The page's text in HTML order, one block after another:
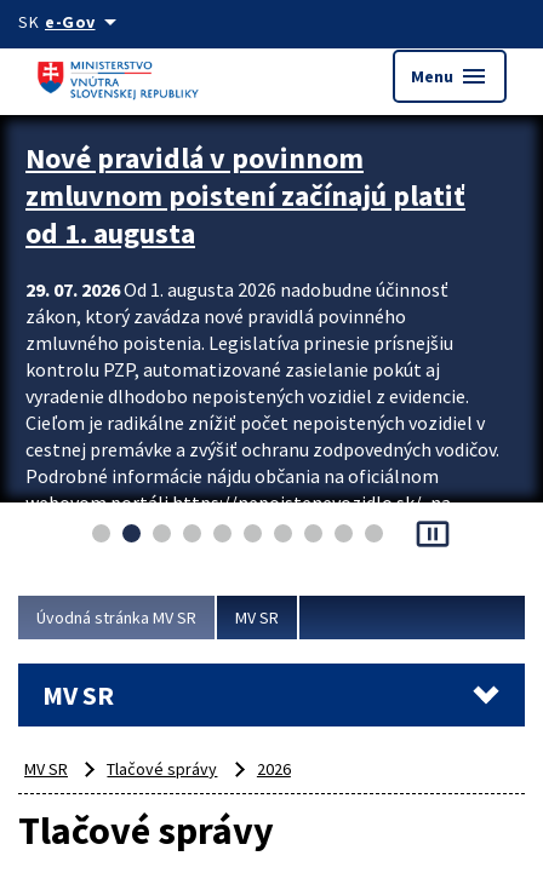
Preskocit na hlavný obsah
SK e-Govarrow_drop_down
Menu menu
Zastavit automatický posun upútavok
Nové pravidlá v povinnom
zmluvnom poistení začínajú platiť
od 1. augusta
29. 07. 2026Od 1. augusta 2026 nadobudne účinnosť
zákon, ktorý zavádza nové pravidlá povinného
zmluvného poistenia. Legislatíva prinesie prísnejšiu
kontrolu PZP, automatizované zasielanie pokút aj
vyradenie dlhodobo nepoistených vozidiel z evidencie.
Cieľom je radikálne znížiť počet nepoistených vozidiel v
cestnej premávke a zvýšiť ochranu zodpovedných vodičov.
Podrobné informácie nájdu občania na oficiálnom
webovom portáli https://nepoistenevozidlo.sk/, na
ktorom od augusta pribudne aj možnosť overiť si...
pause_presentation
Úvodná stránka MV SR MV SR
MV SR
MV SR Tlačové správy 2026
Tlačové správy